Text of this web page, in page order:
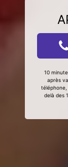
10
après
delà des